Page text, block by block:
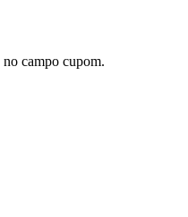
no campo cupom.